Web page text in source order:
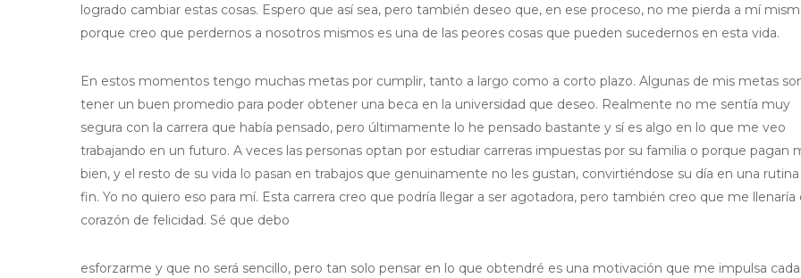
logrado cambiar estas cosas. Espero que así sea, pero también deseo que, en ese proceso, no me pierda a mí
porque creo que perdernos a nosotros mismos es una de las peores cosas que pueden sucedernos en esta vida.
En estos momentos tengo muchas metas por cumplir, tanto a largo como a corto plazo. Algunas de mis metas
tener un buen promedio para poder obtener una beca en la universidad que deseo. Realmente no me sentía muy
segura con la carrera que había pensado, pero últimamente lo he pensado bastante y sí es algo en lo que me veo
trabajando en un futuro. A veces las personas optan por estudiar carreras impuestas por su familia o porque pagan
bien, y el resto de su vida lo pasan en trabajos que genuinamente no les gustan, convirtiéndose su día en una rutina
fin. Yo no quiero eso para mí. Esta carrera creo que podría llegar a ser agotadora, pero también creo que me llenaría
corazón de felicidad. Sé que debo
esforzarme y que no será sencillo, pero tan solo pensar en lo que obtendré es una motivación que me impulsa cada